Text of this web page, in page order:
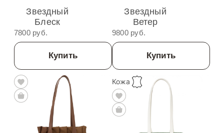
Звездный
Блеск
7800 руб.
Купить
Звездный
Ветер
9800 руб.
Купить
Кожа